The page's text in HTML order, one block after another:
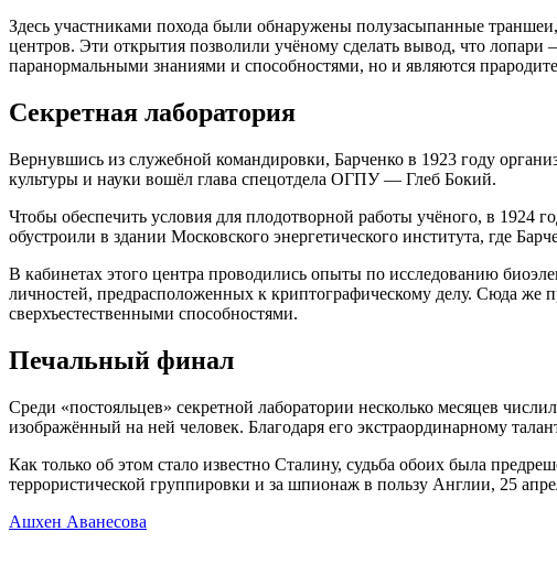
Здесь участниками похода были обнаружены полузасыпанные
центров. Эти открытия позволили учёному сделать вывод, что
паранормальными знаниями и способностями, но и являются
Секретная лаборатория
Вернувшись из служебной командировки, Барченко в 1923 году
культуры и науки вошёл глава спецотдела ОГПУ — Глеб Бокий.
Чтобы обеспечить условия для плодотворной работы учёного, в 1924
обустроили в здании Московского энергетического института, где
В кабинетах этого центра проводились опыты по исследованию
личностей, предрасположенных к криптографическому делу. Сюда
сверхъестественными способностями.
Печальный финал
Среди «постояльцев» секретной лаборатории несколько месяцев
изображённый на ней человек. Благодаря его экстраординарному
Как только об этом стало известно Сталину, судьба обоих была
террористической группировки и за шпионаж в пользу Англии, 25
Ашхен Аванесова